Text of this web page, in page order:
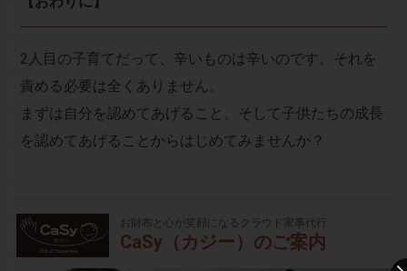
2人目の子育てだって、辛いものは辛いのです。それを
責める必要は全くありません。
まずは自分を認めてあげること、そして子供たちの成長
を認めてあげることからはじめてみませんか？
お財布と心が笑顔になるクラウド家事代行
CaSy（カジー）のご案内